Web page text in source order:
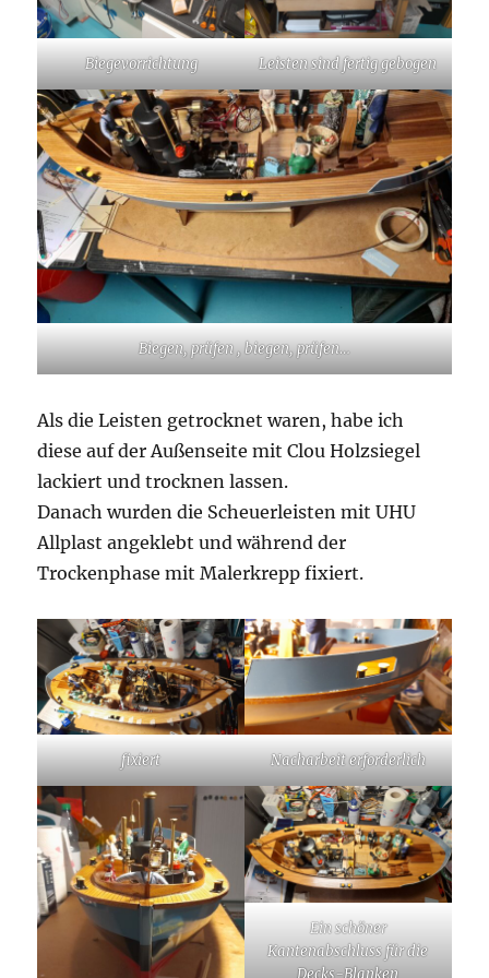
Biegevorrichtung Leisten sind fertig gebogen
Biegen, prüfen , biegen, prüfen…
Als die Leisten getrocknet waren, habe ich
diese auf der Außenseite mit Clou Holzsiegel
lackiert und trocknen lassen.
Danach wurden die Scheuerleisten mit UHU
Allplast angeklebt und während der
Trockenphase mit Malerkrepp fixiert.
fixiert Nacharbeit erforderlich
Ein schöner
Kantenabschluss für die
Decks-Blanken